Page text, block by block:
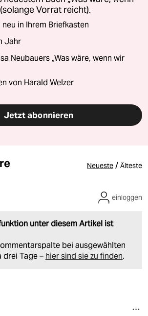
Vorrat reicht).
in Ihrem Briefkasten
Jahr
Neubauers „Was wäre, wenn wir
von Harald Welzer
Jetzt abonnieren
Neueste / Älteste
unter diesem Artikel ist
bei ausgewählten
Tage – hier sind sie zu finden.
einloggen